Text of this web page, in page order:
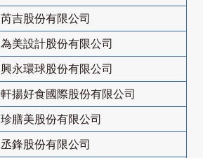
芮吉股份有限公司
為美設計股份有限公司
興永環球股份有限公司
軒揚好食國際股份有限公司
珍膳美股份有限公司
丞鋒股份有限公司